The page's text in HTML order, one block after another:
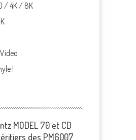
/ 4K / 8K
!
MODEL 70 et CD
des PM6007